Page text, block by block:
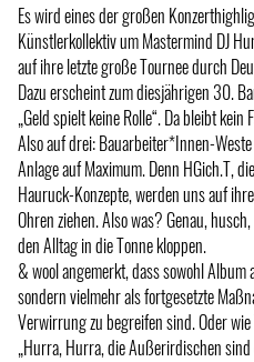
Es wird eines der großen
Künstlerkollektiv um Mastermind DJ
auf ihre letzte große Tournee durch
Dazu erscheint zum diesjährigen 30.
„Geld spielt keine Rolle“. Da bleibt kein
Also auf drei: Bauarbeiter*Innen-
Anlage auf Maximum. Denn HGich.T,
Hauruck-Konzepte, werden uns auf
Ohren ziehen. Also was? Genau,
den Alltag in die Tonne kloppen.
& wool angemerkt, dass sowohl
sondern vielmehr als fortgesetzte
Verwirrung zu begreifen sind. Oder
„Hurra, Hurra, die Außerirdischen